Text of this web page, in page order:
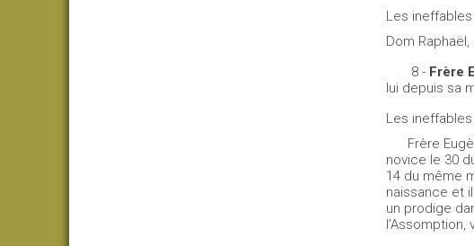
Les
Dom
8 - Frère
lui depuis sa
Les
Frère
novice le 30
14 du même
naissance et
un prodige